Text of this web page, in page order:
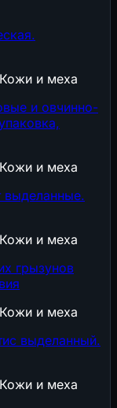
и меха
и овчинно-
и меха
и меха
грызунов
и меха
выделанный.
и меха